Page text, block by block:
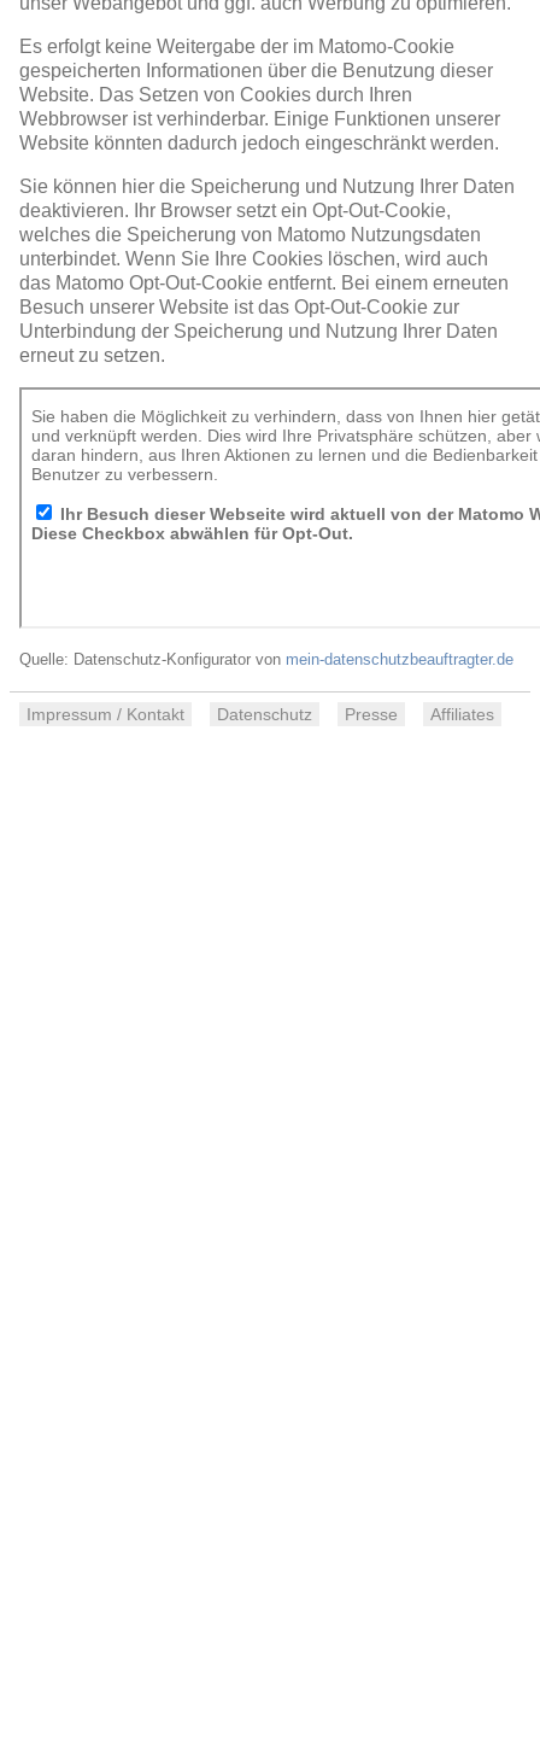
Es erfolgt keine Weitergabe der im Matomo-Cookie
gespeicherten Informationen über die Benutzung dieser
Website. Das Setzen von Cookies durch Ihren
Webbrowser ist verhinderbar. Einige Funktionen unserer
Website könnten dadurch jedoch eingeschränkt werden.
Sie können hier die Speicherung und Nutzung Ihrer Daten
deaktivieren. Ihr Browser setzt ein Opt-Out-Cookie,
welches die Speicherung von Matomo Nutzungsdaten
unterbindet. Wenn Sie Ihre Cookies löschen, wird auch
das Matomo Opt-Out-Cookie entfernt. Bei einem erneuten
Besuch unserer Website ist das Opt-Out-Cookie zur
Unterbindung der Speicherung und Nutzung Ihrer Daten
erneut zu setzen.
Quelle: Datenschutz-Konfigurator von mein-datenschutzbeauftragter.de
Impressum / Kontakt Datenschutz Presse Affiliates